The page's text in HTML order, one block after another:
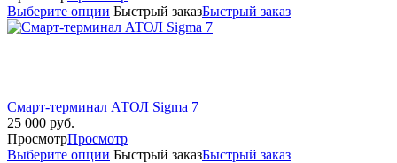
Выберите опции Быстрый заказБыстрый заказ
Смарт-терминал АТОЛ Sigma 7
25 000 руб.
ПросмотрПросмотр
Выберите опции Быстрый заказБыстрый заказ